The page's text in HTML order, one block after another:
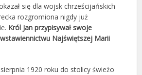
się dla wojsk chrześcijańskich
rozgromiona nigdy już
Król Jan przypisywał swoje
Najświętszej Marii
1920 roku do stolicy świeżo